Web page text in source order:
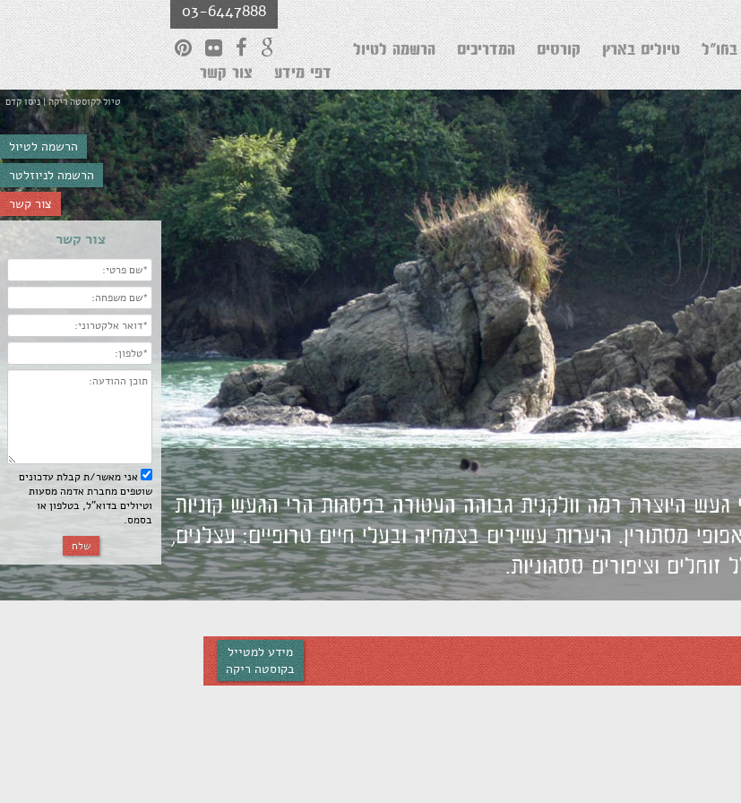
הרשמה לטיול
הרשמה לניוזלטר
צור קשר
צור קשר
אני מאשר/ת קבלת עדכונים
שוטפים מחברת אדמה מסעות
וטיולים בדוא”ל, בטלפון או
בסמס.
שלח
03-6447888
בחו"ל טיולים בארץ קורסים המדריכים
הרשמה לטיול
דפי מידע
צור קשר
טיול לקוסטה ריקה | ניסו קדם
היוצרת רמה וולקנית גבוהה העטורה בפסגות הרי הגעש קוניות
מסתורין. היערות עשירים בצמחיה ובעלי חיים טרופיים: עצלנים,
וציפורים ססגוניות.
מידע למטייל
בקוסטה ריקה